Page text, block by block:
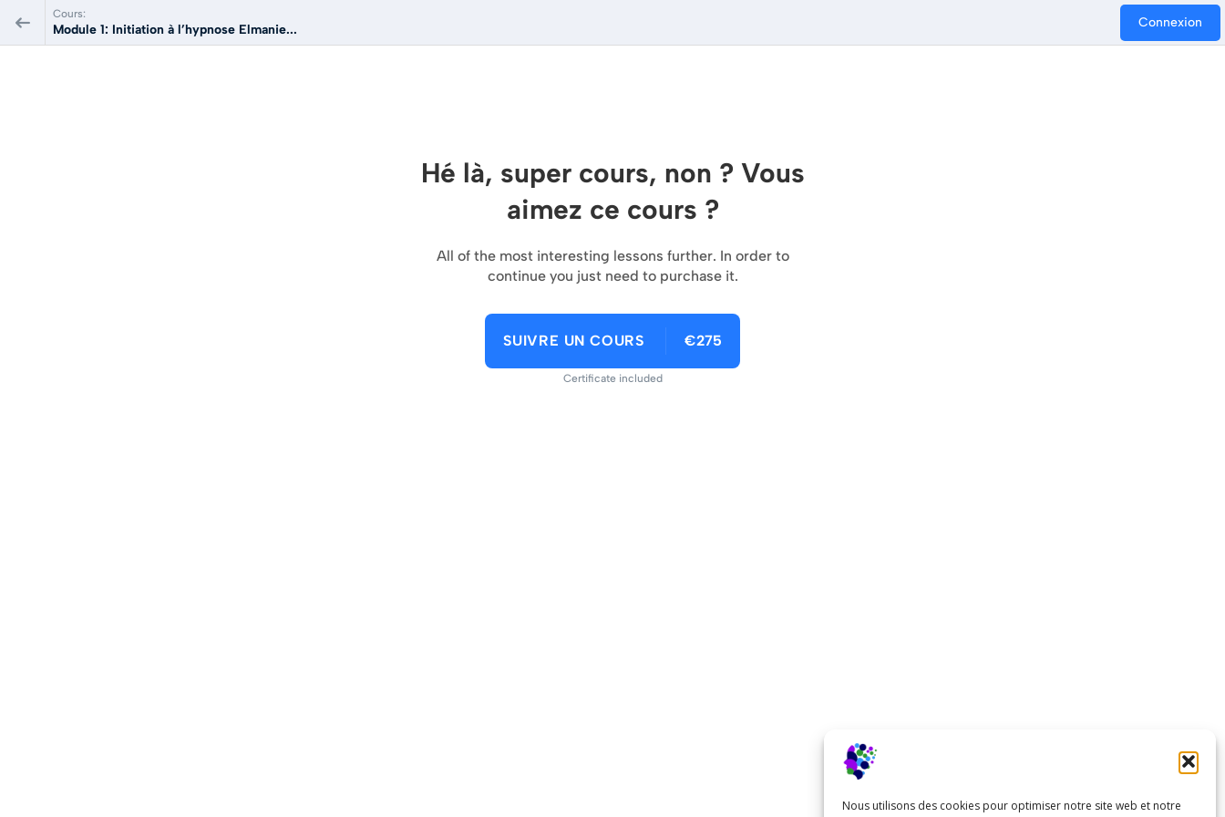
Nous utilisons des cookies pour optimiser notre site web et notre
Cours:
Module 1: Initiation à l’hypnose Elmanie... Connexion
Hé là, super cours, non ? Vous
aimez ce cours ?
All of the most interesting lessons further. In order to
continue you just need to purchase it.
SUIVRE UN COURS €275
Certificate included